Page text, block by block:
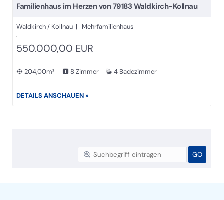
Familienhaus im Herzen von 79183 Waldkirch-Kollnau
Waldkirch / Kollnau | Mehrfamilienhaus
550.000,00 EUR
204,00m² 8 Zimmer 4 Badezimmer
DETAILS ANSCHAUEN »